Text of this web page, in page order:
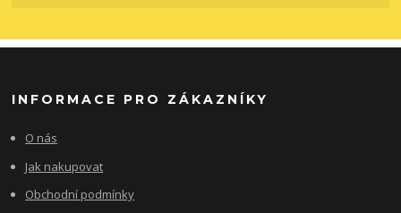
INFORMACE PRO ZÁKAZNÍKY
O nás
Jak nakupovat
Obchodní podmínky